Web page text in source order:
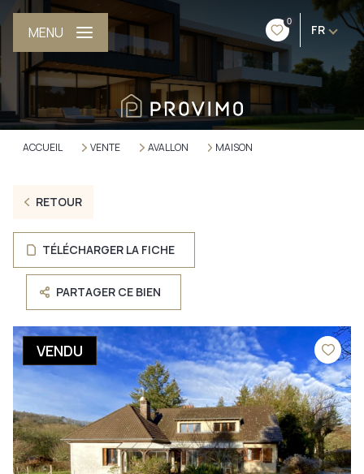
0
FR
MENU
ACCUEIL VENTE AVALLON MAISON
RETOUR
TÉLÉCHARGER LA FICHE
PARTAGER CE BIEN
VENDU